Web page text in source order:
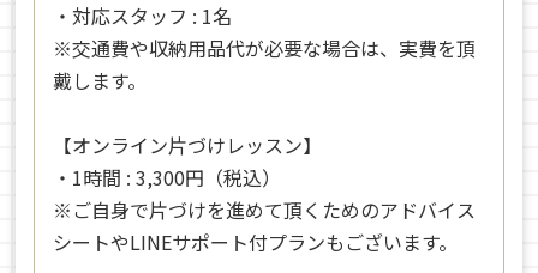
・対応スタッフ : 1名
※交通費や収納用品代が必要な場合は、実費を頂
戴します。
【オンライン片づけレッスン】
・1時間 : 3,300円（税込）
※ご自身で片づけを進めて頂くためのアドバイス
シートやLINEサポート付プランもございます。